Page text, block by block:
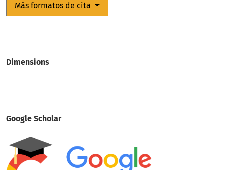
Más formatos de cita
Dimensions
Google Scholar